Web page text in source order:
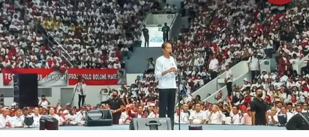
tim tvOnenews/Langgeng Puji